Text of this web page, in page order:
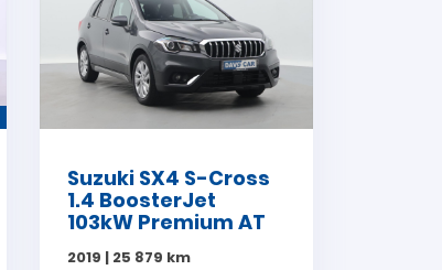
Suzuki SX4 S-Cross
1.4 BoosterJet
103kW Premium AT
2019 | 25 879 km